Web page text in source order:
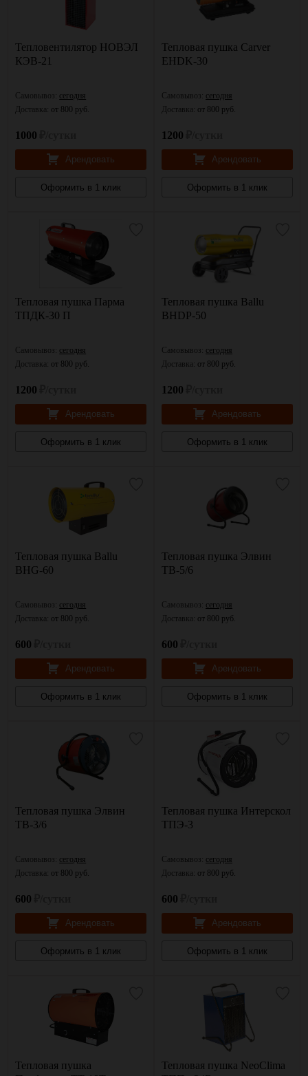
Тепловентилятор НОВЭЛ
КЭВ-21
Самовывоз: сегодня
Доставка: от 800 руб.
1000
Арендовать
Оформить в 1 клик
Тепловая пушка Carver
EHDK-30
Самовывоз: сегодня
Доставка: от 800 руб.
1200
Арендовать
Оформить в 1 клик
Тепловая пушка Парма
ТПДК-30 П
Самовывоз: сегодня
Доставка: от 800 руб.
1200
Арендовать
Оформить в 1 клик
Тепловая пушка Ballu
BHDP-50
Самовывоз: сегодня
Доставка: от 800 руб.
1200
Арендовать
Оформить в 1 клик
Тепловая пушка Ballu
BHG-60
Самовывоз: сегодня
Доставка: от 800 руб.
600
Арендовать
Оформить в 1 клик
Тепловая пушка Элвин
ТВ-5/6
Самовывоз: сегодня
Доставка: от 800 руб.
600
Арендовать
Оформить в 1 клик
Тепловая пушка Элвин
ТВ-3/6
Самовывоз: сегодня
Доставка: от 800 руб.
600
Арендовать
Оформить в 1 клик
Тепловая пушка Интерскол
ТПЭ-3
Самовывоз: сегодня
Доставка: от 800 руб.
600
Арендовать
Оформить в 1 клик
Тепловая пушка
Тепловая пушка NeoClima